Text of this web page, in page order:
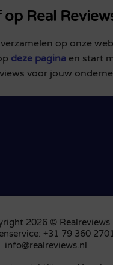
Real
op onze
deze pagina en start
voor jouw
2026 © Realreviews
+31 79 360
info@realreviews.nl